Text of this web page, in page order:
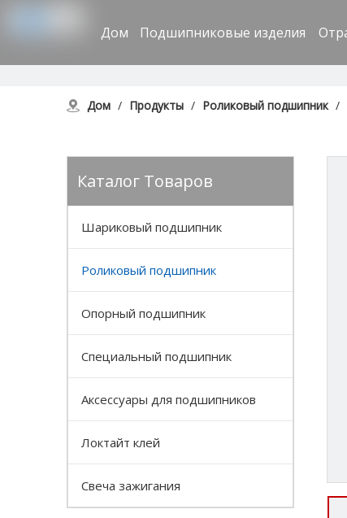
Дом Подшипниковые изделия
Дом / Продукты / Роликовый подшипник /
Каталог Tоваров
Шариковый подшипник
Роликовый подшипник
Опорный подшипник
Специальный подшипник
Аксессуары для подшипников
Локтайт клей
Свеча зажигания